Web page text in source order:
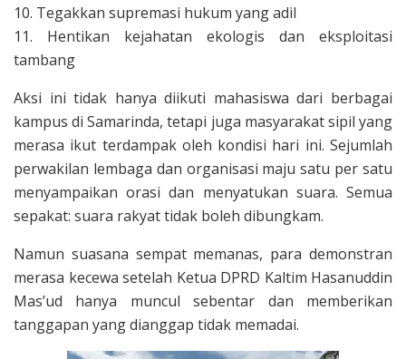
10. Tegakkan supremasi hukum yang adil
11. Hentikan kejahatan ekologis dan eksploitasi
tambang
Aksi ini tidak hanya diikuti mahasiswa dari berbagai
kampus di Samarinda, tetapi juga masyarakat sipil yang
merasa ikut terdampak oleh kondisi hari ini. Sejumlah
perwakilan lembaga dan organisasi maju satu per satu
menyampaikan orasi dan menyatukan suara. Semua
sepakat: suara rakyat tidak boleh dibungkam.
Namun suasana sempat memanas, para demonstran
merasa kecewa setelah Ketua DPRD Kaltim Hasanuddin
Mas’ud hanya muncul sebentar dan memberikan
tanggapan yang dianggap tidak memadai.